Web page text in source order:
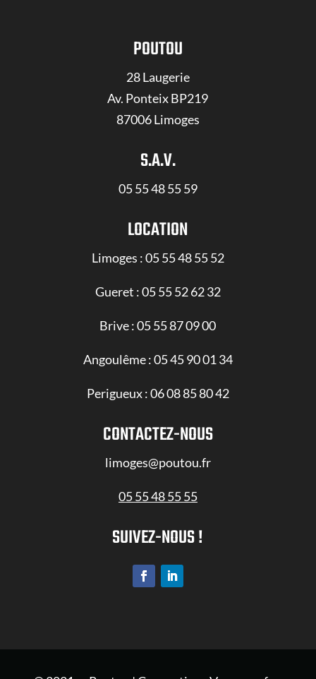
POUTOU
28 Laugerie
Av. Ponteix BP219
87006 Limoges
S.A.V.
05 55 48 55 59
LOCATION
Limoges :05 55 48 55 52
Gueret :05 55 52 62 32
Brive :05 55 87 09 00
Angoulême :05 45 90 01 34
Perigueux :06 08 85 80 42
CONTACTEZ-NOUS
limoges@poutou.fr
05 55 48 55 55
SUIVEZ-NOUS !